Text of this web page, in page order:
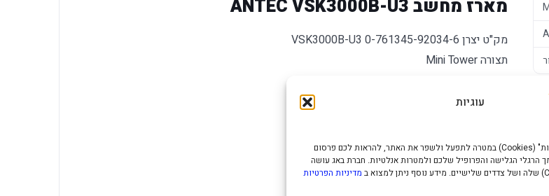
עוגיות
האתר עושה שימוש ב "עוגיות" (Cookies) במטרה לתפעל ולשפר את האתר, להראות לכם פרסום
הרגלי הגלישה והפרופיל שלכם ולמטרות אנלטיות. חברת באג עושה
מדיניות הפרטיות
מארז מחשב ANTEC VSK3000B-U3
מק"ט יצרן 0-761345-92034-6 VSK3000B-U3
תצורה Mini Tower
כמות דיסקים 2.5 פנימיים 1
כמות CD BAY 5.25 2
מדפי כוננים 3.5 חיצוני (Floppy(1